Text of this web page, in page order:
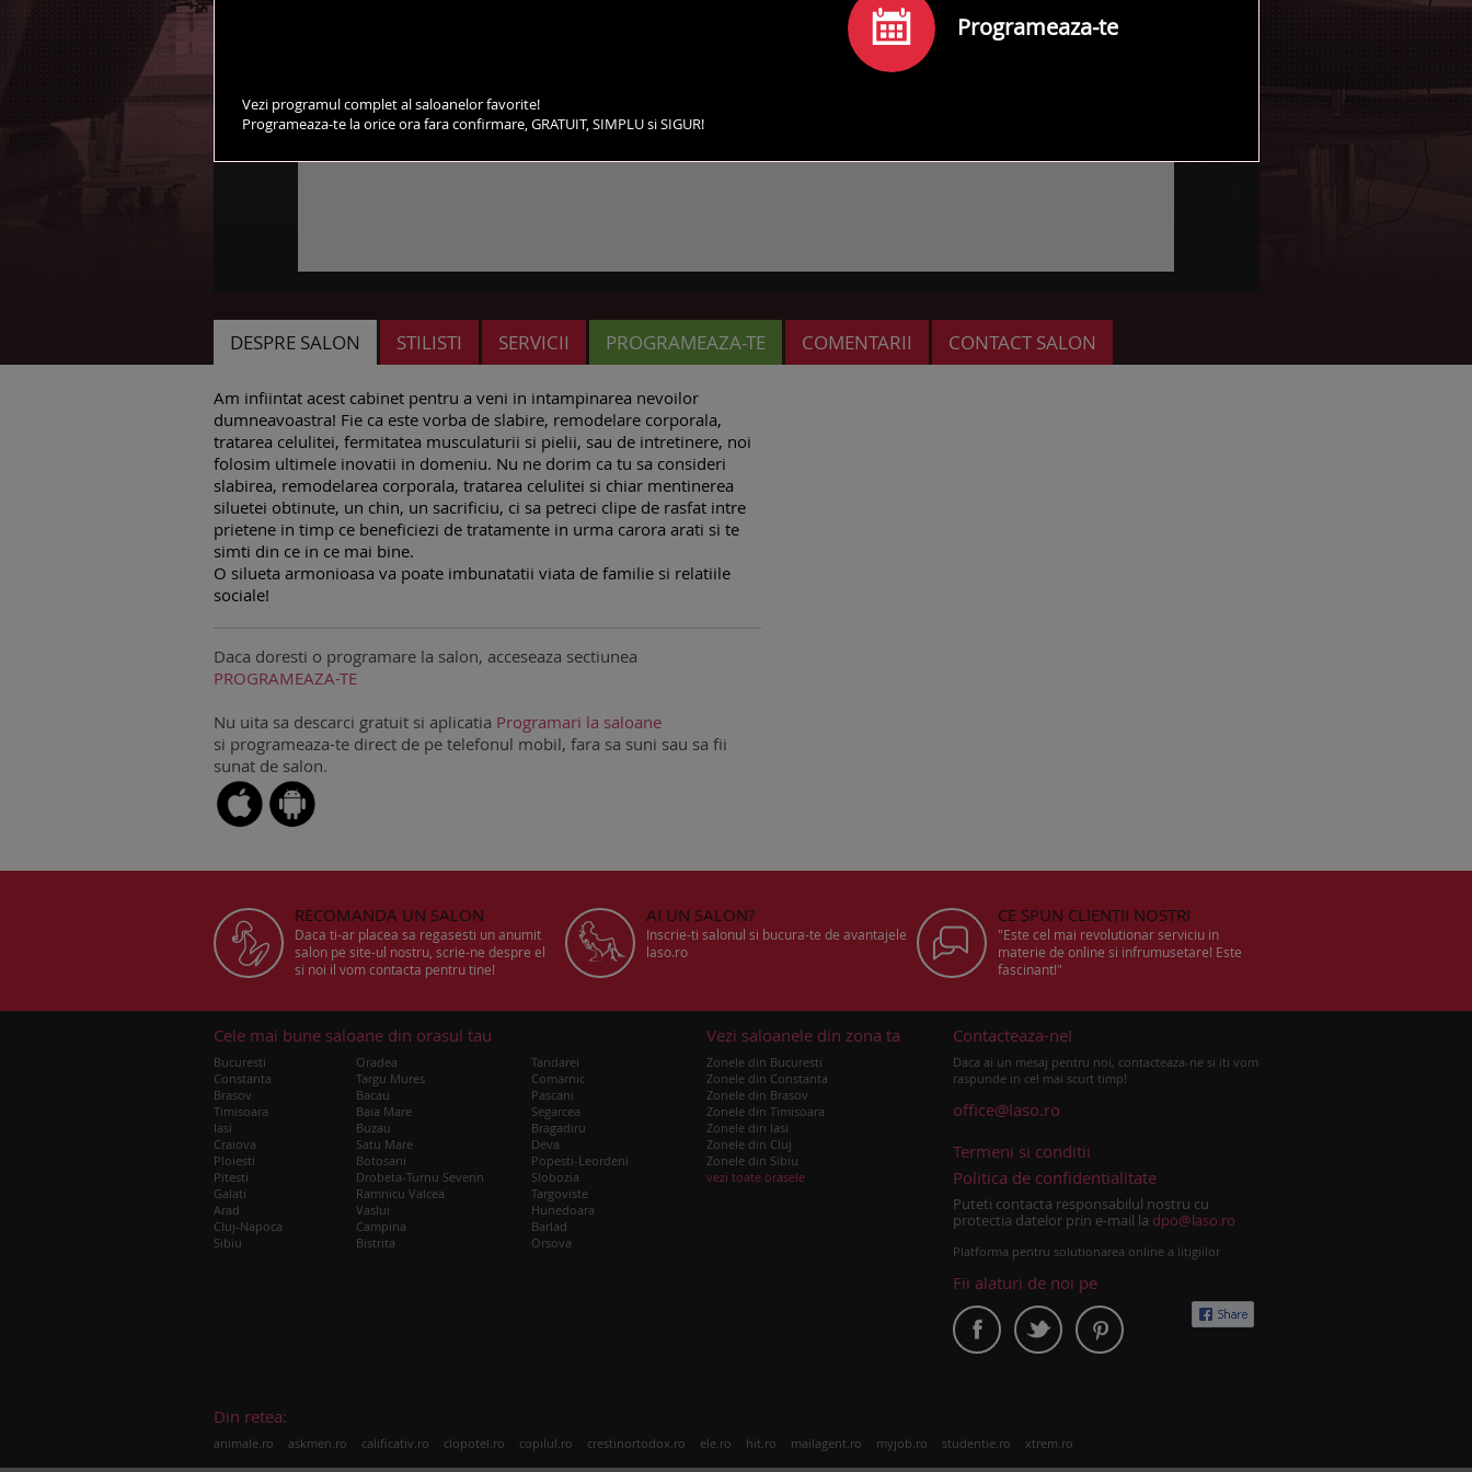
DESPRE SALON STILISTI SERVICII PROGRAMEAZA-TE COMENTARII CONTACT SALON
Am infiintat acest cabinet pentru a veni in intampinarea nevoilor
dumneavoastra! Fie ca este vorba de slabire, remodelare corporala,
tratarea celulitei, fermitatea musculaturii si pielii, sau de intretinere, noi
folosim ultimele inovatii in domeniu. Nu ne dorim ca tu sa consideri
slabirea, remodelarea corporala, tratarea celulitei si chiar mentinerea
siluetei obtinute, un chin, un sacrificiu, ci sa petreci clipe de rasfat intre
prietene in timp ce beneficiezi de tratamente in urma carora arati si te
simti din ce in ce mai bine.
O silueta armonioasa va poate imbunatatii viata de familie si relatiile
sociale!
Daca doresti o programare la salon, acceseaza sectiunea
PROGRAMEAZA-TE
Nu uita sa descarci gratuit si aplicatia Programari la saloane
si programeaza-te direct de pe telefonul mobil, fara sa suni sau sa fii
sunat de salon.
RECOMANDA UN SALON
Daca ti-ar placea sa regasesti un anumit
salon pe site-ul nostru, scrie-ne despre el
si noi il vom contacta pentru tine!
AI UN SALON?
Inscrie-ti salonul si bucura-te de avantajele
laso.ro
CE SPUN CLIENTII NOSTRI
"Este cel mai revolutionar serviciu in
materie de online si infrumusetare! Este
fascinant!"
Cele mai bune saloane din orasul tau
Bucuresti
Constanta
Brasov
Timisoara
Iasi
Craiova
Ploiesti
Pitesti
Galati
Arad
Cluj-Napoca
Sibiu
Oradea
Targu Mures
Bacau
Baia Mare
Buzau
Satu Mare
Botosani
Drobeta-Turnu Severin
Ramnicu Valcea
Vaslui
Campina
Bistrita
Tandarei
Comarnic
Pascani
Segarcea
Bragadiru
Deva
Popesti-Leordeni
Slobozia
Targoviste
Hunedoara
Barlad
Orsova
Vezi saloanele din zona ta
Zonele din Bucuresti
Zonele din Constanta
Zonele din Brasov
Zonele din Timisoara
Zonele din Iasi
Zonele din Cluj
Zonele din Sibiu
vezi toate orasele
Contacteaza-ne!
Daca ai un mesaj pentru noi, contacteaza-ne si iti vom
raspunde in cel mai scurt timp!
office@laso.ro
Termeni si conditii
Politica de confidentialitate
Puteti contacta responsabilul nostru cu
protectia datelor prin e-mail la dpo@laso.ro
Platforma pentru solutionarea online a litigiilor
Fii alaturi de noi pe
Din retea:
animale.ro askmen.ro calificativ.ro clopotel.ro copilul.ro crestinortodox.ro ele.ro hit.ro mailagent.ro myjob.ro studentie.ro xtrem.ro
Programeaza-te
Vezi programul complet al saloanelor favorite!
Programeaza-te la orice ora fara confirmare, GRATUIT, SIMPLU si SIGUR!